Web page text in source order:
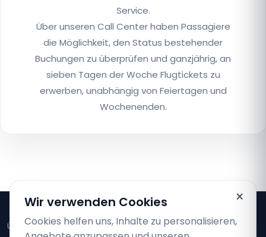
Service.
Über unseren Call Center haben Passagiere
die Möglichkeit, den Status bestehender
Buchungen zu überprüfen und ganzjährig, an
sieben Tagen der Woche Flugtickets zu
erwerben, unabhängig von Feiertagen und
Wochenenden.
×
Wir verwenden Cookies
Cookies helfen uns, Inhalte zu personalisieren,
Über uns